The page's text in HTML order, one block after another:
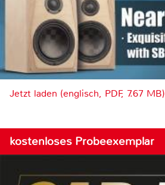
Jetzt laden (englisch, PDF, 7.67 MB)
kostenloses Probeexemplar